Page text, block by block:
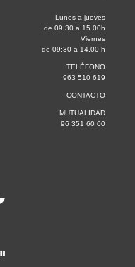
Lunes a jueves
de 09:30 a 15.00h
Viernes
de 09:30 a 14.00 h
TELÉFONO
963 510 619
CONTACTO
MUTUALIDAD
96 351 60 00